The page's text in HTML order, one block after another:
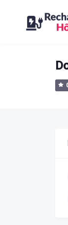
contenu